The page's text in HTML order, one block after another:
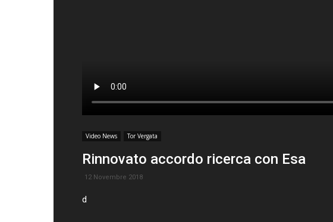
Video News Tor Vergata
Rinnovato accordo ricerca con Esa
12 Novembre 2018
d